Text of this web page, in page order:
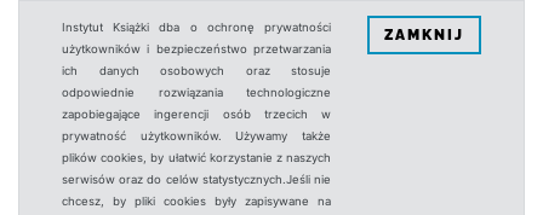
Instytut Książki dba o ochronę prywatności
użytkowników i bezpieczeństwo przetwarzania
ich danych osobowych oraz stosuje
odpowiednie rozwiązania technologiczne
zapobiegające ingerencji osób trzecich w
prywatność użytkowników. Używamy także
plików cookies, by ułatwić korzystanie z naszych
serwisów oraz do celów statystycznych.Jeśli nie
chcesz, by pliki cookies były zapisywane na
ZAMKNIJ